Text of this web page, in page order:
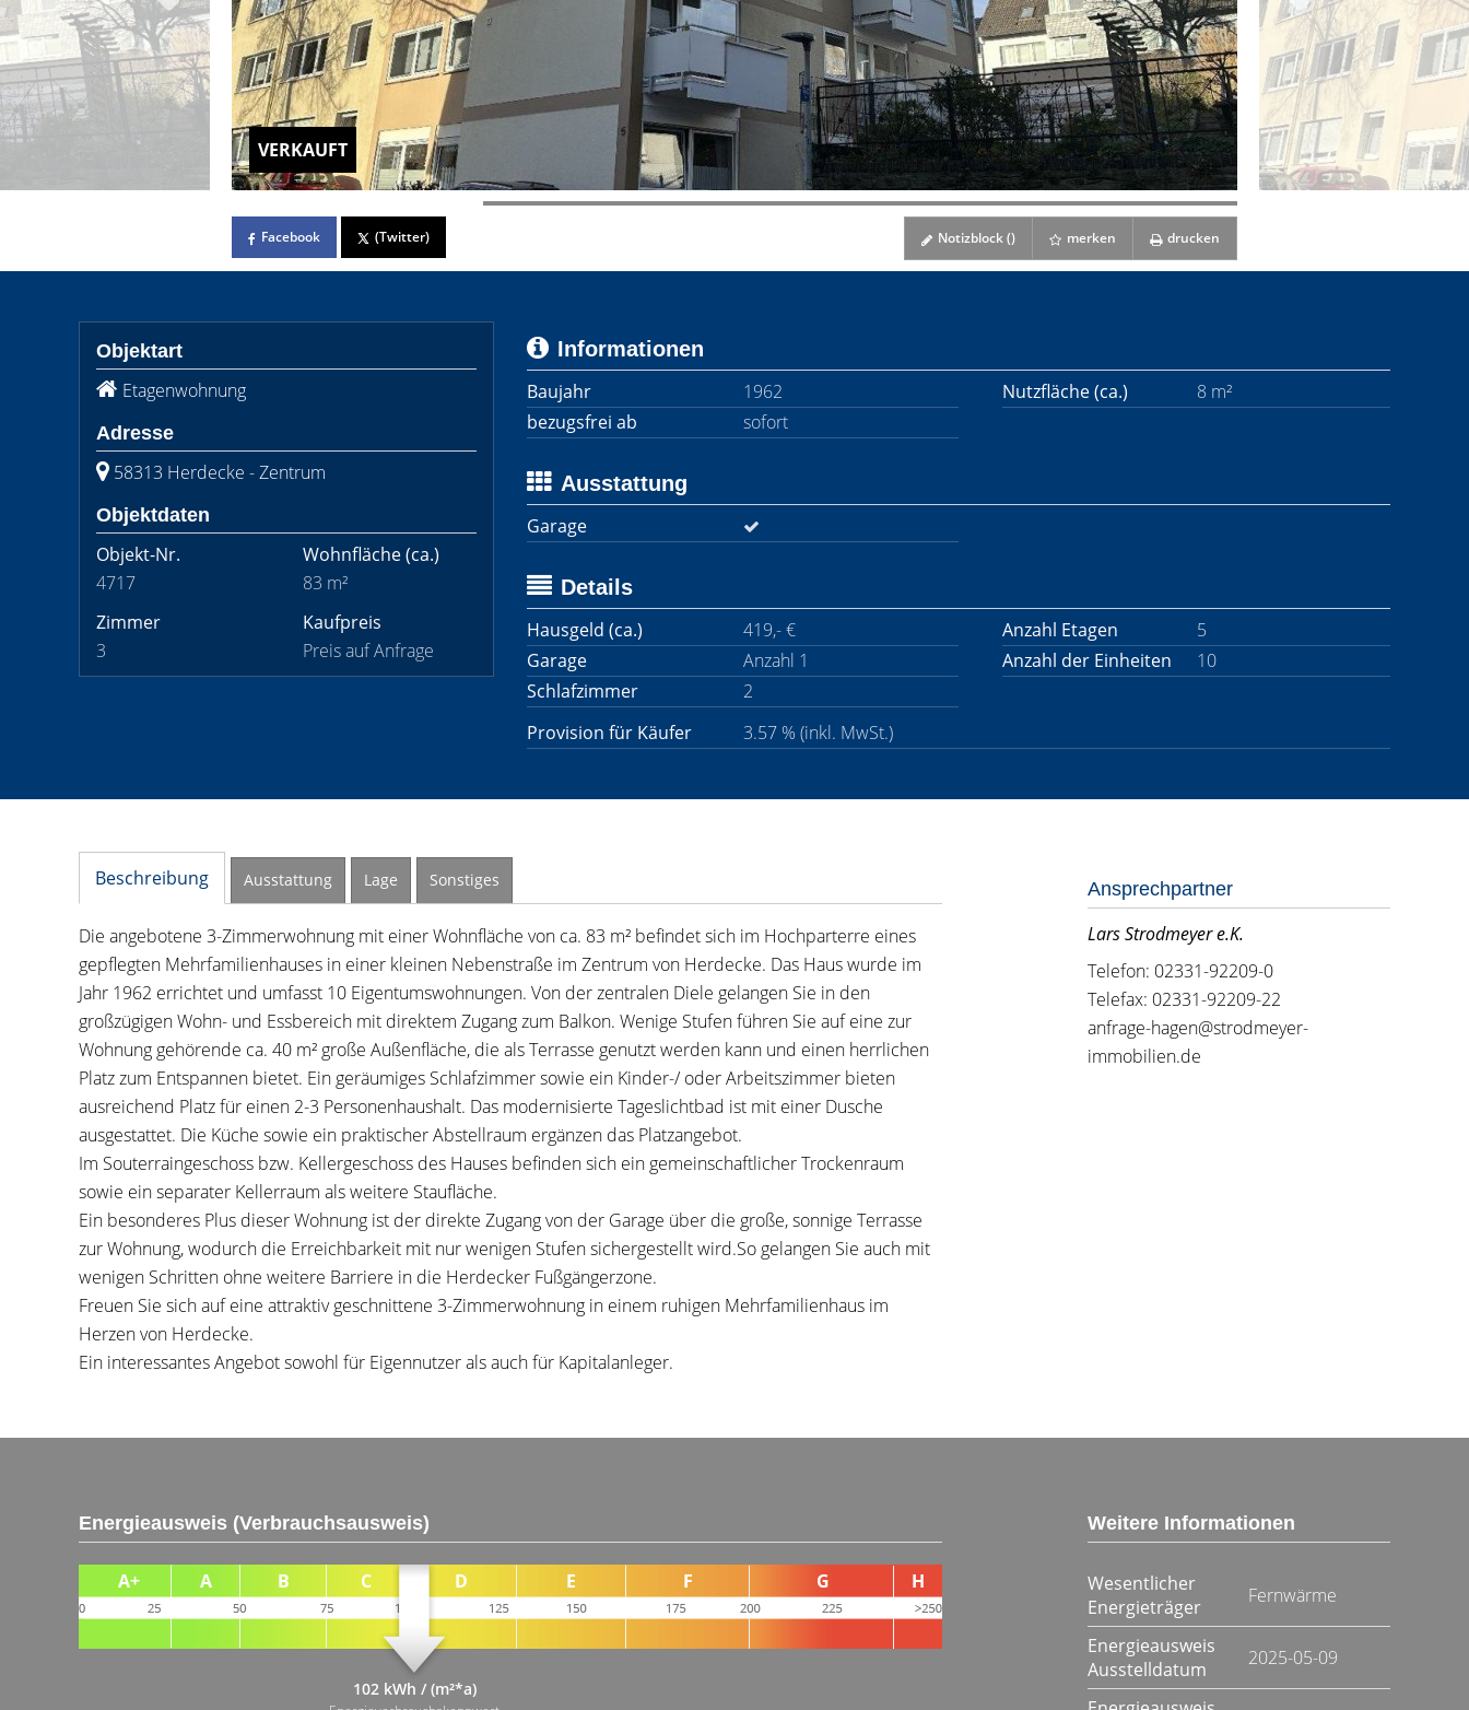
VERKAUFT
Facebook (Twitter) Notizblock () merken drucken
Objektart
Etagenwohnung
Adresse
58313 Herdecke - Zentrum
Objektdaten
Objekt-Nr.
4717
Wohnfläche(ca.)
83 m²
Zimmer
3
Kaufpreis
Preis auf Anfrage
Informationen
Baujahr
1962 Nutzfläche (ca.)
8 m²
bezugsfrei ab
sofort
Ausstattung
Garage
Details
Hausgeld (ca.)
419,- € Anzahl Etagen
5
Garage
Anzahl 1 Anzahl der Einheiten
10
Schlafzimmer
2
Provision für Käufer
3.57 % (inkl. MwSt.)
Beschreibung Ausstattung Lage Sonstiges
Die angebotene 3-Zimmerwohnung mit einer Wohnfläche von ca. 83 m² befindet sich im Hochparterre eines
gepflegten Mehrfamilienhauses in einer kleinen Nebenstraße im Zentrum von Herdecke. Das Haus wurde im
Jahr 1962 errichtet und umfasst 10 Eigentumswohnungen. Von der zentralen Diele gelangen Sie in den
großzügigen Wohn- und Essbereich mit direktem Zugang zum Balkon. Wenige Stufen führen Sie auf eine zur
Wohnung gehörende ca. 40 m² große Außenfläche, die als Terrasse genutzt werden kann und einen herrlichen
Platz zum Entspannen bietet. Ein geräumiges Schlafzimmer sowie ein Kinder-/ oder Arbeitszimmer bieten
ausreichend Platz für einen 2-3 Personenhaushalt. Das modernisierte Tageslichtbad ist mit einer Dusche
ausgestattet. Die Küche sowie ein praktischer Abstellraum ergänzen das Platzangebot.
Im Souterraingeschoss bzw. Kellergeschoss des Hauses befinden sich ein gemeinschaftlicher Trockenraum
sowie ein separater Kellerraum als weitere Staufläche.
Ein besonderes Plus dieser Wohnung ist der direkte Zugang von der Garage über die große, sonnige Terrasse
zur Wohnung, wodurch die Erreichbarkeit mit nur wenigen Stufen sichergestellt wird.So gelangen Sie auch mit
wenigen Schritten ohne weitere Barriere in die Herdecker Fußgängerzone.
Freuen Sie sich auf eine attraktiv geschnittene 3-Zimmerwohnung in einem ruhigen Mehrfamilienhaus im
Herzen von Herdecke.
Ein interessantes Angebot sowohl für Eigennutzer als auch für Kapitalanleger.
Ansprechpartner
Lars Strodmeyer e.K.
Telefon: 02331-92209-0
Telefax: 02331-92209-22
anfrage-hagen@strodmeyer-
immobilien.de
Energieausweis (Verbrauchsausweis)
102 kWh / (m²*a)
Weitere Informationen
Wesentlicher
Energieträger
Fernwärme
Energieausweis
Ausstelldatum
2025-05-09